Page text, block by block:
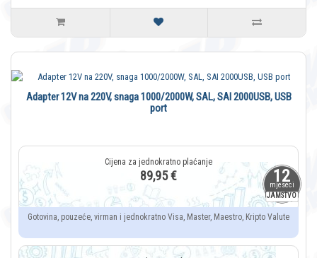
12
mjeseci
JAMSTVO
Adapter 12V na 220V, snaga 1000/2000W, SAL, SAI 2000USB, USB
port
89,95 €
Gotovina, pouzeće, virman i jednokratno Visa, Master, Maestro, Kripto Valute